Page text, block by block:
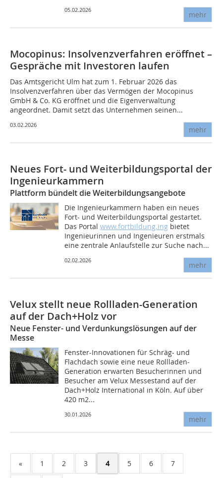
05.02.2026
mehr
Mocopinus: Insolvenzverfahren eröffnet –
Gespräche mit Investoren laufen
Das Amtsgericht Ulm hat zum 1. Februar 2026 das
Insolvenzverfahren über das Vermögen der Mocopinus
GmbH & Co. KG eröffnet und die Eigenverwaltung
angeordnet. Damit setzt das Unternehmen seinen...
03.02.2026
mehr
Neues Fort- und Weiterbildungsportal der
Ingenieurkammern
Plattform bündelt die Weiterbildungsangebote
Die Ingenieurkammern haben ein neues
Fort- und Weiterbildungsportal gestartet.
Das Portalwww.fortbildung.ing bietet
Ingenieurinnen und Ingenieuren erstmals
eine zentrale Anlaufstelle zur Suche nach...
02.02.2026
mehr
Velux stellt neue Rollladen-Generation
auf der Dach+Holz vor
Neue Fenster- und Verdunkungslösungen auf der
Messe
Fenster-Innovationen für Schräg- und
Flachdach sowie eine neue Rollladen-
Generation erwarten Besucherinnen und
Besucher am Velux Messestand auf der
Dach+Holz International in Köln. Auf über
420 m2...
30.01.2026
mehr
« 1 2 3 4 5 6 7